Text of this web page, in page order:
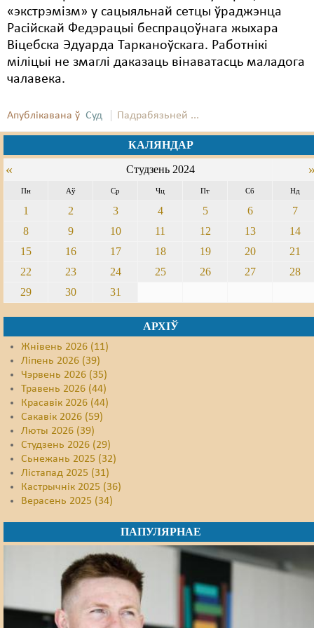
«экстрэмізм» у сацыяльнай сетцы ўраджэнца
Расійскай Федэрацыі беспрацоўнага жыхара
Віцебска Эдуарда Тарканоўскага. Работнікі
міліцыі не змаглі даказаць вінаватасць маладога
чалавека.
Апублікавана ў Суд Падрабязьней ...
КАЛЯНДАР
« Студзень 2024
Пн Аў Ср Чц Пт Сб Нд
1 2 3 4 5 6
7
8
9 10 11 12 13
14
15
16 17 18 19 20
21
22
23 24 25 26 27
28
29
30 31
АРХІЎ
Жнівень 2026 (11)
Ліпень 2026 (39)
Чэрвень 2026 (35)
Травень 2026 (44)
Красавік 2026 (44)
Сакавік 2026 (59)
Люты 2026 (39)
Студзень 2026 (29)
Сьнежань 2025 (32)
Лістапад 2025 (31)
Кастрычнік 2025 (36)
Верасень 2025 (34)
ПАПУЛЯРНАЕ